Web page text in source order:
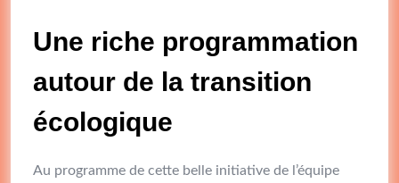
Une riche programmation
autour de la transition
écologique
Au programme de cette belle initiative de l’équipe